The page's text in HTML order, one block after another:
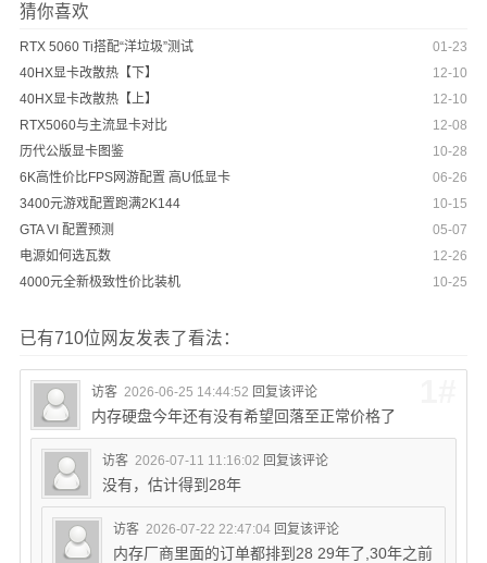
猜你喜欢
01-23
RTX 5060 Ti搭配“洋垃圾”测试
12-10
40HX显卡改散热【下】
12-10
40HX显卡改散热【上】
12-08
RTX5060与主流显卡对比
10-28
历代公版显卡图鉴
06-26
6K高性价比FPS网游配置 高U低显卡
10-15
3400元游戏配置跑满2K144
05-07
GTA VI 配置预测
12-26
电源如何选瓦数
10-25
4000元全新极致性价比装机
已有710位网友发表了看法：
访客 2026-06-25 14:44:52 回复该评论
内存硬盘今年还有没有希望回落至正常价格了
访客 2026-07-11 11:16:02 回复该评论
没有，估计得到28年
访客 2026-07-22 22:47:04 回复该评论
内存厂商里面的订单都排到28 29年了,30年之前